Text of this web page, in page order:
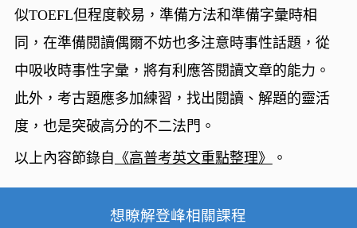
似TOEFL但程度較易，準備方法和準備字彙時相
同，在準備閱讀偶爾不妨也多注意時事性話題，從
中吸收時事性字彙，將有利應答閱讀文章的能力。
此外，考古題應多加練習，找出閱讀、解題的靈活
度，也是突破高分的不二法門。
以上內容節錄自
《高普考英文重點整理》 。
想瞭解登峰相關課程